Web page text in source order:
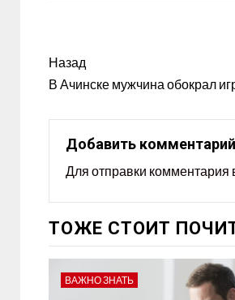
Назад
В Ачинске мужчина обокрал
Добавить комментарий
Для отправки
ТОЖЕ СТОИТ
ВАЖНО ЗНАТЬ